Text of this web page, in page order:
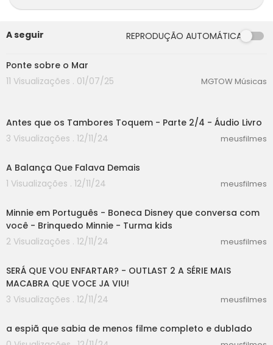
A seguir REPRODUÇÃO AUTOMÁTICA
00:00
Ponte sobre o Mar
11 Visualizações . 01/07/25
MGTOW Músicas
Antes que os Tambores Toquem - Parte 2/4 - Áudio Livro
3 Visualizações . 12/11/24
meusfilmes
A Balança Que Falava Demais
1 Visualizações . 12/11/24
meusfilmes
Minnie em Português - Boneca Disney que conversa com
você - Brinquedo Minnie - Turma kids
2 Visualizações . 12/11/24
meusfilmes
SERÁ QUE VOU ENFARTAR? - OUTLAST 2 A SÉRIE MAIS
MACABRA QUE VOCE JA VIU!
3 Visualizações . 12/11/24
meusfilmes
a espiã que sabia de menos filme completo e dublado